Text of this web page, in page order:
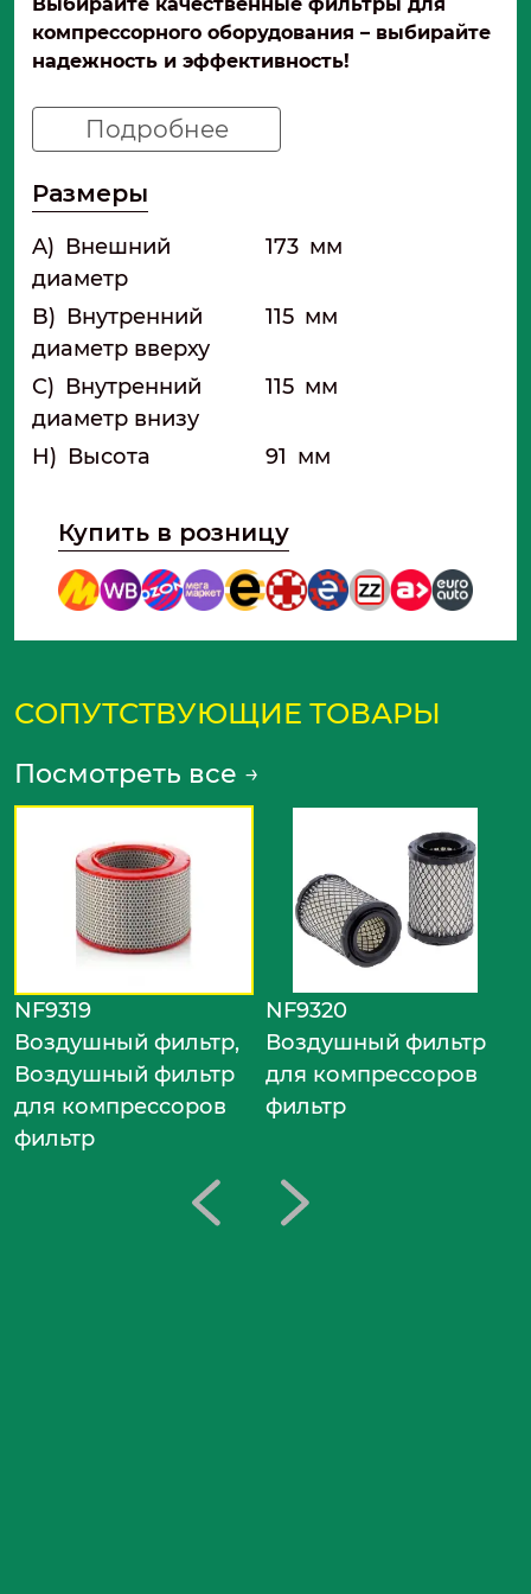
компрессорного оборудования – выбирайте
надежность и эффективность!
Подробнее
Размеры
A) Внешний
диаметр
173 мм
B) Внутренний
диаметр вверху
115 мм
C) Внутренний
диаметр внизу
115 мм
H) Высота 91 мм
Купить в розницу
СОПУТСТВУЮЩИЕ ТОВАРЫ
Посмотреть все →
NF9319
Воздушный фильтр,
Воздушный фильтр
для компрессоров
фильтр
NF9320
Воздушный фильтр
для компрессоров
фильтр